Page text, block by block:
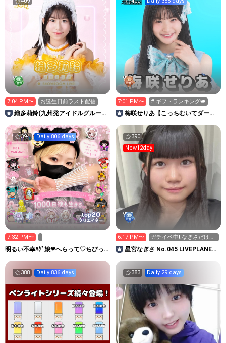
7:04 PM〜 お誕生日前ラスト配信
織多莉鈴(九州発アイドルグループ
7:01 PM〜 # ギフトランキング👑
梅咲せりあ【こっちむいてダーリ
394 Daily 806 days
top20
クリエイター
7:32 PM〜
明るい不幸ﾊｹﾞ娘❤へらって♡ちびっ
390
New12day
6:17 PM〜
ガチイベ中‼️なぎさだけ見
てて♡-_-b
星宮なぎさ No.045 LIVEPLANET
388 Daily 836 days 383 Daily 29 days